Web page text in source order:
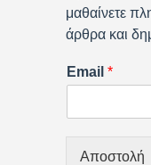
μαθαίνετε
άρθρα και
Email *
Αποστολή